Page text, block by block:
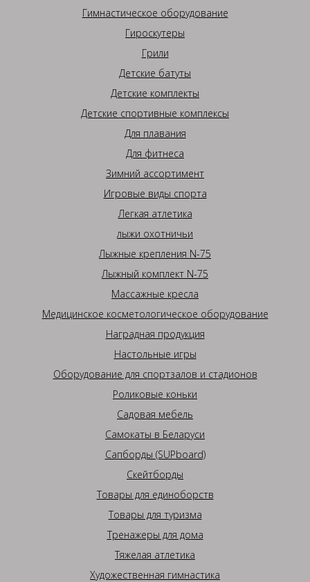
Гимнастическое оборудование
Гироскутеры
Грили
Детские батуты
Детские комплекты
Детские спортивные комплексы
Для плавания
Для фитнеса
Зимний ассортимент
Игровые виды спорта
Легкая атлетика
лыжи охотничьи
Лыжные крепления N-75
Лыжный комплект N-75
Массажные кресла
Медицинское косметологическое оборудование
Наградная продукция
Настольные игры
Оборудование для спортзалов и стадионов
Роликовые коньки
Садовая мебель
Самокаты в Беларуси
Сапборды (SUPboard)
Скейтборды
Товары для единоборств
Товары для туризма
Тренажеры для дома
Тяжелая атлетика
Художественная гимнастика